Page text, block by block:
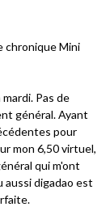
chronique Mini
Pas de
général. Ayant
pour
mon 6,50 virtuel,
qui m'ont
aussi digadao est